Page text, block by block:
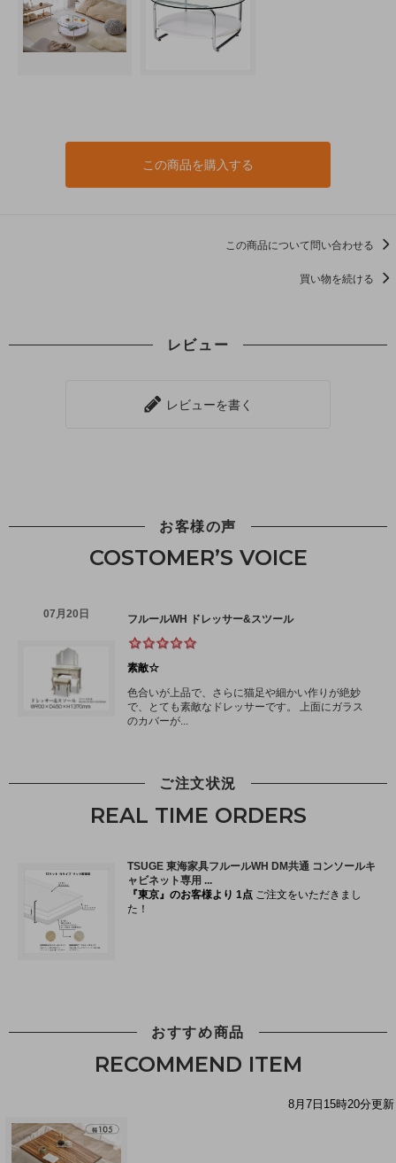
この商品を購入する
この商品について問い合わせる
買い物を続ける
レビュー
レビューを書く
お客様の声
COSTOMER’S VOICE
ご注文状況
REAL TIME ORDERS
おすすめ商品
RECOMMEND ITEM